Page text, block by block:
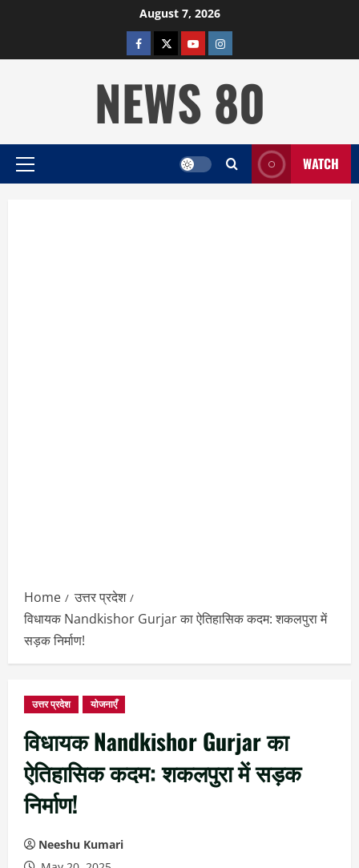
August 7, 2026
facebooktwitterYOUTUBE
instagram
NEWS 80
Primary
WATCH
Home
उत्तर प्रदेश
विधायक Nandkishor Gurjar का ऐतिहासिक कदम: शकलपुरा में
सड़क निर्माण!
उत्तर प्रदेश योजनाएँ
विधायक Nandkishor Gurjar का
ऐतिहासिक कदम: शकलपुरा में सड़क
निर्माण!
Neeshu Kumari